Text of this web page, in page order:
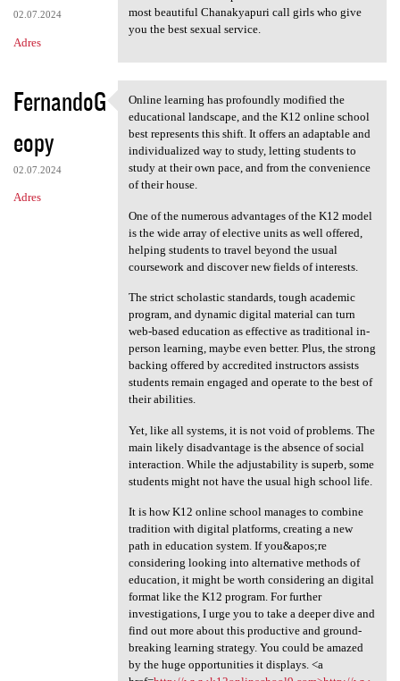
02.07.2024
Adres
most beautiful Chanakyapuri call girls who give
you the best sexual service.
FernandoG
eopy
02.07.2024
Adres
Online learning has
Online learning has profoundly modified the
educational landscape, and the K12 online school
best represents this shift. It offers an adaptable and
individualized way to study, letting students to
study at their own pace, and from the convenience
of their house.
One of the numerous advantages of the K12 model
is the wide array of elective units as well offered,
helping students to travel beyond the usual
coursework and discover new fields of interests.
The strict scholastic standards, tough academic
program, and dynamic digital material can turn
web-based education as effective as traditional in-
person learning, maybe even better. Plus, the strong
backing offered by accredited instructors assists
students remain engaged and operate to the best of
their abilities.
Yet, like all systems, it is not void of problems. The
main likely disadvantage is the absence of social
interaction. While the adjustability is superb, some
students might not have the usual high school life.
It is how K12 online school manages to combine
tradition with digital platforms, creating a new
path in education system. If you&apos;re
considering looking into alternative methods of
education, it might be worth considering an digital
format like the K12 program. For further
investigations, I urge you to take a deeper dive and
find out more about this productive and ground-
breaking learning strategy. You could be amazed
by the huge opportunities it displays. <a